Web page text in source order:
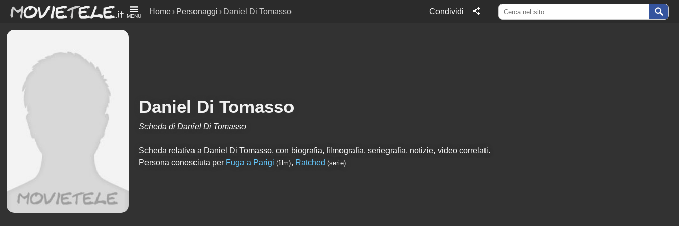
MENU
Home Personaggi Daniel Di Tomasso Condividi
Daniel Di Tomasso
Scheda di Daniel Di Tomasso
Scheda relativa a Daniel Di Tomasso, con biografia, filmografia, seriegrafia, notizie, video correlati.
Persona conosciuta per Fuga a Parigi (film), Ratched (serie)